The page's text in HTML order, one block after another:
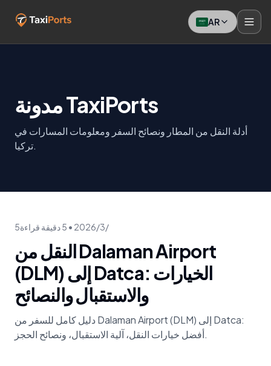
AR
مدونة TaxiPorts
أدلة النقل من المطار ونصائح السفر ومعلومات المسارات في
تركيا.
5‏/3‏/2026
•
5دقيقة قراءة
النقل من Dalaman Airport
(DLM) إلى Datca: الخيارات
والاستقبال والنصائح
دليل كامل للسفر من Dalaman Airport (DLM) إلى Datca:
أفضل خيارات النقل، آلية الاستقبال، ونصائح الحجز.